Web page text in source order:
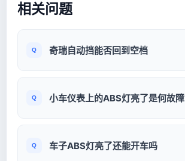
相关问题
奇瑞自动挡能否回到空档
小车仪表上的ABS灯亮了是何故障
车子ABS灯亮了还能开车吗